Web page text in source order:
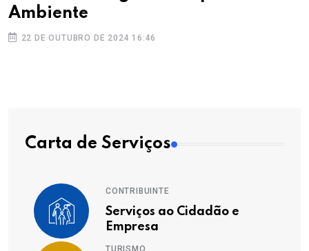
Ambiente
22 DE OUTUBRO DE 2024 16:46
Carta de Serviços
CONTRIBUINTE
Serviços ao Cidadão e
Empresa
TURISMO